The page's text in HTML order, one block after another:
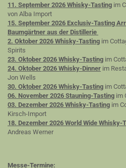
11. September 2026 Whisky-Tasting im
von Alba Import
15. September 2026 Exclusiv-Tasting
Baumgärtner aus der Distillerie
2. Oktober 2026 Whisky-Tasting im
Spirits
23. Oktober 2026 Whisky-Tasting im
24. Oktober 2026 Whisky-Dinner im
Jon Wells
30. Oktober 2026 Whisky-Tasting im
06. November 2026 Stauning-Tasting im
03. Dezember 2026 Whisky-Tasting im
Kirsch-Import
18. Dezember 2026 World Wide Whisky-
Andreas Werner
Messe-Termine: